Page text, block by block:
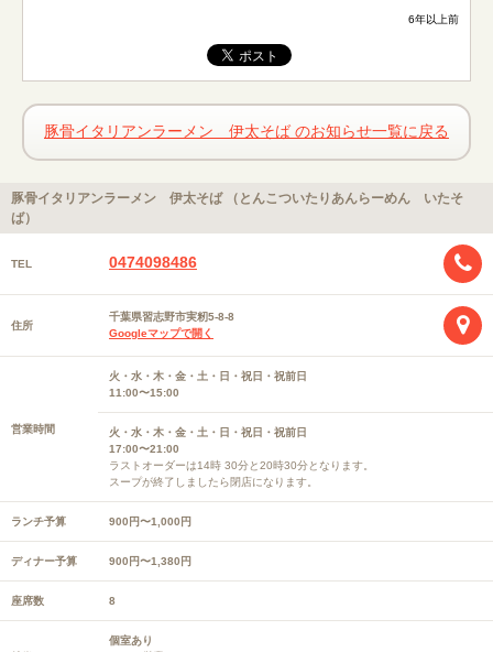
6年以上前
豚骨イタリアンラーメン 伊太そば のお知らせ一覧に戻る
豚骨イタリアンラーメン 伊太そば （とんこついたりあんらーめん いたそ
ば）
TEL 0474098486
住所
千葉県習志野市実籾5-8-8
Googleマップで開く
営業時間
火・水・木・金・土・日・祝日・祝前日
11:00〜15:00
火・水・木・金・土・日・祝日・祝前日
17:00〜21:00
ラストオーダーは14時 30分と20時30分となります。
スープが終了しましたら閉店になります。
ランチ予算 900円〜1,000円
ディナー予算 900円〜1,380円
座席数 8
個室あり